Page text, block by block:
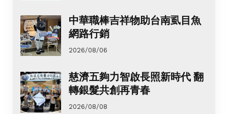
中華職棒吉祥物助台南虱目魚
網路行銷
2026/08/06
慈濟五夠力智啟長照新時代 翻
轉銀髮共創再青春
2026/08/08